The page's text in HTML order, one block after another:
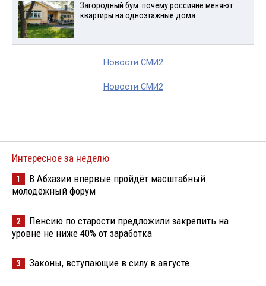
Загородный бум: почему россияне меняют
квартиры на одноэтажные дома
Новости СМИ2
Новости СМИ2
Интересное за неделю
1
В Абхазии впервые пройдёт масштабный
молодёжный форум
2
Пенсию по старости предложили закрепить на
уровне не ниже 40% от заработка
3 Законы, вступающие в силу в августе